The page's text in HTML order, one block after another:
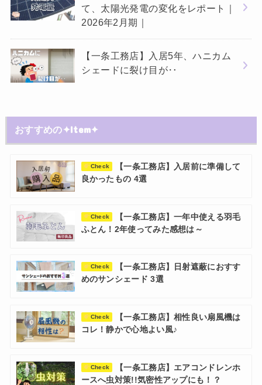
て、太陽光発電の変化をレポート｜
2026年2月期｜
【一条工務店】入居5年、ハニカム
シェードに裂け目が‥
おすすめの✦Item✦
Check
【一条工務店】入居前に準備して
良かったもの 4選
Check
【一条工務店】一年中使える羽毛
ふとん！2年使ってみた感想は～
Check
【一条工務店】日射遮蔽におすす
めのサンシェード 3選
Check
【一条工務店】相性良い扇風機は
コレ！静かで心地よい風♪
Check
【一条工務店】エアコンドレンホ
ースへ虫対策!!気密性アップにも！？